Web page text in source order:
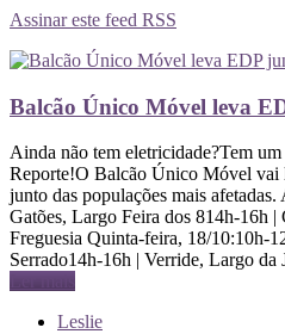
Assinar este feed RSS
Balcão Único Móvel leva
Ainda não tem eletricidade?Tem
Reporte!O Balcão Único Móvel vai
junto das populações mais
Gatões, Largo Feira dos 814h-16h
Freguesia Quinta-feira, 18/10:10h-
Serrado14h-16h | Verride, Largo da
Ler mais
Leslie